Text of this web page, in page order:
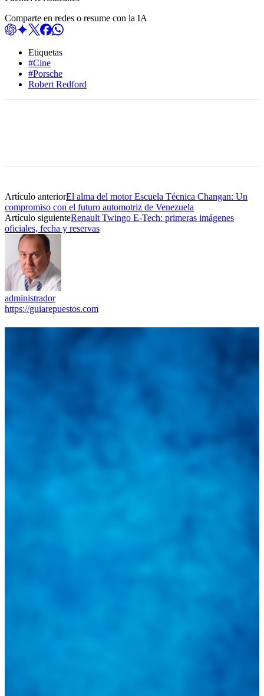
Comparte en redes o resume con la IA
Etiquetas
#Cine
#Porsche
Robert Redford
Artículo anteriorEl alma del motor Escuela Técnica Changan: Un
compromiso con el futuro automotriz de Venezuela
Artículo siguienteRenault Twingo E-Tech: primeras imágenes
oficiales, fecha y reservas
administrador
https://guiarepuestos.com